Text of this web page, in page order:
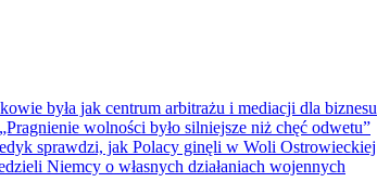
była jak centrum arbitrażu i mediacji dla biznesu
wolności było silniejsze niż chęć odwetu”
sprawdzi, jak Polacy ginęli w Woli Ostrowieckiej
Niemcy o własnych działaniach wojennych